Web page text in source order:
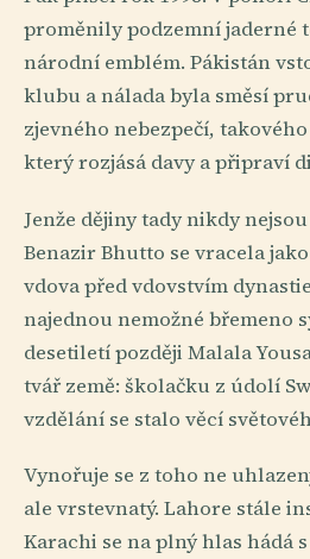
proměnily podzemní jaderné
národní emblém. Pákistán
klubu a nálada byla směsí
zjevného nebezpečí,
který rozjásá davy a připraví
Jenže dějiny tady nikdy
Benazir Bhutto se vracela
vdova před vdovstvím
najednou nemožné břemeno
desetiletí později Malala
tvář země: školačku z údolí
vzdělání se stalo věcí
Vynořuje se z toho ne
ale vrstevnatý. Lahore stále
Karachi se na plný hlas hádá